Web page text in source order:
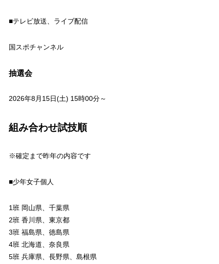
■テレビ放送、ライブ配信
国スポチャンネル
抽選会
2026年8月15日(土) 15時00分～
組み合わせ試技順
※確定まで昨年の内容です
■少年女子個人
1班 岡山県、千葉県
2班 香川県、東京都
3班 福島県、徳島県
4班 北海道、奈良県
5班 兵庫県、長野県、島根県